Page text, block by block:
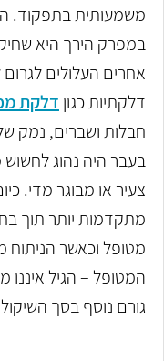
משמעותית בתפקוד.
במפרק הירך היא
אחרים העלולים
דלקתיות כגון דלקת
חבלות ושברים, נמק
בעבר היה נהוג
צעיר או מבוגר מדי.
מתקדמות יותר תוך
מטופל וכאשר
המטופל – הגיל
גורם נוסף בסך